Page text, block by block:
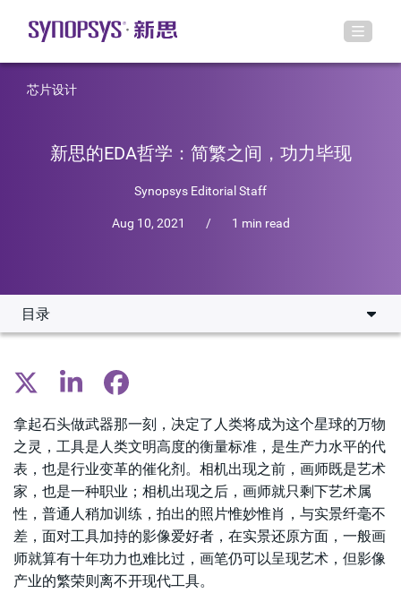
芯片设计
新思的EDA哲学：简繁之间，功力毕现
Synopsys Editorial Staff
Aug 10, 2021 / 1 min read
目录
新思能提供什么样的“Photoshop”和“美图秀秀”？
兼容并包是EDA发展之道
硅IP是全行业知识与经验的结晶
拿起石头做武器那一刻，决定了人类将成为这个星球的万物
之灵，工具是人类文明高度的衡量标准，是生产力水平的代
表，也是行业变革的催化剂。相机出现之前，画师既是艺术
家，也是一种职业；相机出现之后，画师就只剩下艺术属
性，普通人稍加训练，拍出的照片惟妙惟肖，与实景纤毫不
差，面对工具加持的影像爱好者，在实景还原方面，一般画
师就算有十年功力也难比过，画笔仍可以呈现艺术，但影像
产业的繁荣则离不开现代工具。